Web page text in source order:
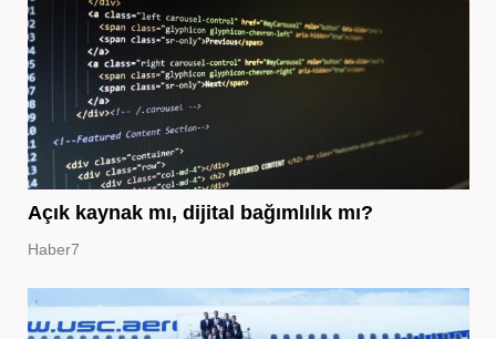
Açık kaynak mı, dijital bağımlılık mı?
Haber7